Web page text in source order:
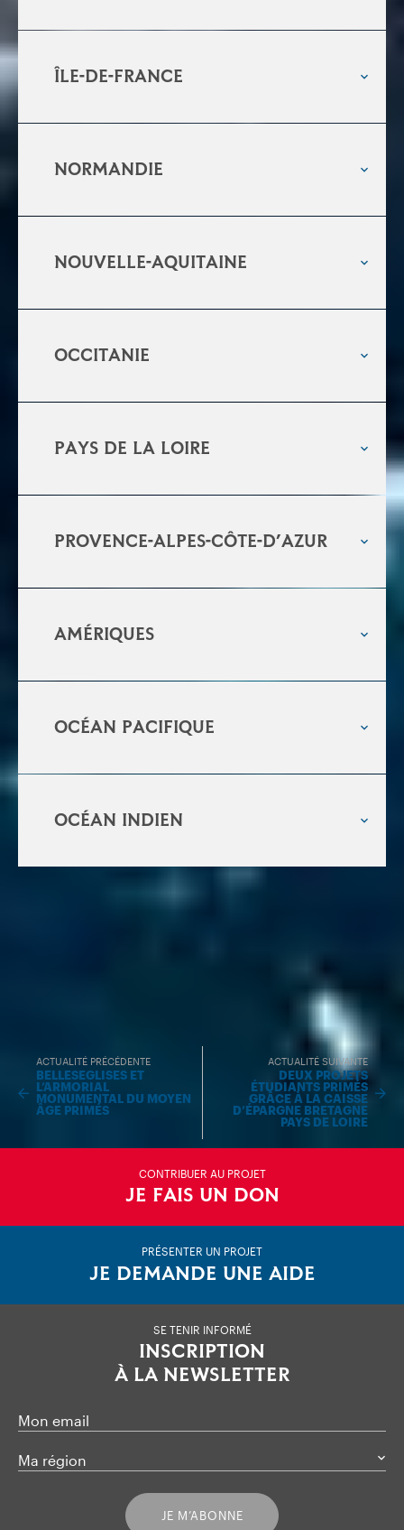
Île-de-France
Normandie
Nouvelle-aquitaine
Occitanie
Pays de la loire
PROVENCE-Alpes-côte-d’azur
Amériques
OCéan Pacifique
océan indien
ACTUALITÉ PRÉCÉDENTE
BELLESEGLISES ET
L’ARMORIAL
MONUMENTAL DU MOYEN
ÂGE PRIMÉS
ACTUALITÉ SUIVANTE
DEUX PROJETS
ÉTUDIANTS PRIMÉS
GRÂCE À LA CAISSE
D’ÉPARGNE BRETAGNE
PAYS DE LOIRE
CONTRIBUER AU PROJET
JE FAIS UN DON
PRÉSENTER UN PROJET
JE DEMANDE UNE AIDE
SE TENIR INFORMÉ
INSCRIPTION
À LA NEWSLETTER
Mon email
Ma région
JE M’ABONNE